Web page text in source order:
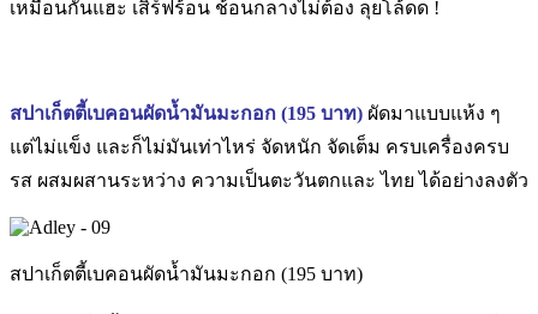
เหมือนกันแฮะ เสิร์ฟร้อน ช้อนกลางไม่ต้อง ลุยโล้ดด !
สปาเก็ตตี้เบคอนผัดน้ำมันมะกอก (195 บาท) ผัดมาแบบแห้ง ๆ
แต่ไม่แข็ง และก็ไม่มันเท่าไหร่ จัดหนัก จัดเต็ม ครบเครื่องครบ
รส ผสมผสานระหว่าง ความเป็นตะวันตกและ ไทย ได้อย่างลงตัว
สปาเก็ตตี้เบคอนผัดน้ำมันมะกอก (195 บาท)